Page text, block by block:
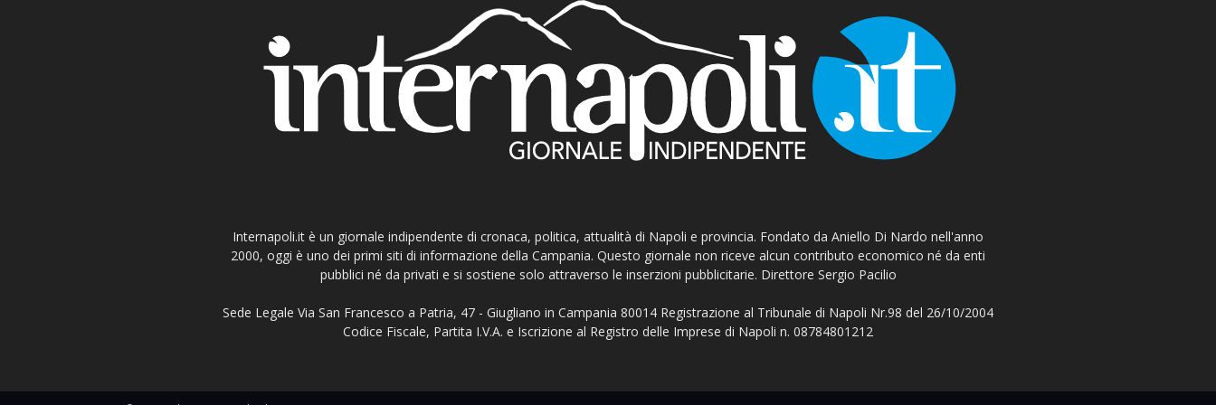
Internapoli.it è un giornale indipendente di cronaca, politica, attualità di Napoli e provincia. Fondato da Aniello Di Nardo nell'anno
2000, oggi è uno dei primi siti di informazione della Campania. Questo giornale non riceve alcun contributo economico né da enti
pubblici né da privati e si sostiene solo attraverso le inserzioni pubblicitarie. Direttore Sergio Pacilio
Sede Legale Via San Francesco a Patria, 47 - Giugliano in Campania 80014 Registrazione al Tribunale di Napoli Nr.98 del 26/10/2004
Codice Fiscale, Partita I.V.A. e Iscrizione al Registro delle Imprese di Napoli n. 08784801212